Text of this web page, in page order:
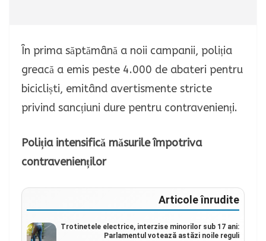
În prima săptămână a noii campanii, poliția
greacă a emis peste 4.000 de abateri pentru
bicicliști, emitând avertismente stricte
privind sancțiuni dure pentru contravenienți.
Poliția intensifică măsurile împotriva
contravenienților
Articole înrudite
Trotinetele electrice, interzise minorilor sub 17 ani:
Parlamentul votează astăzi noile reguli